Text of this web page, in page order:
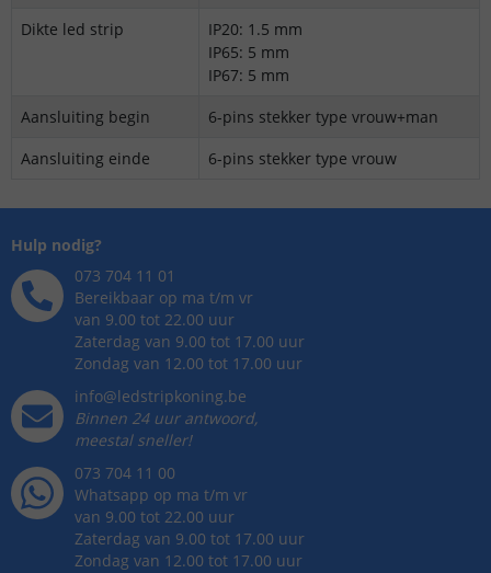
Dikte led strip
IP20: 1.5 mm
IP65: 5 mm
IP67: 5 mm
Aansluiting begin
6-pins stekker type vrouw+man
Aansluiting einde
6-pins stekker type vrouw
Hulp nodig?
073 704 11 01
Bereikbaar op ma t/m vr
van 9.00 tot 22.00 uur
Zaterdag van 9.00 tot 17.00 uur
Zondag van 12.00 tot 17.00 uur
info@ledstripkoning.be
Binnen 24 uur antwoord,
meestal sneller!
073 704 11 00
Whatsapp op ma t/m vr
van 9.00 tot 22.00 uur
Zaterdag van 9.00 tot 17.00 uur
Zondag van 12.00 tot 17.00 uur